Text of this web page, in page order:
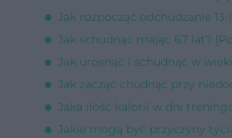
Jak rozpocząć odchudzanie
Jak schudnąć mając 67 lat?
Jak urosnąć i schudnąć w
Jak zacząć chudnąć przy
Jaka ilość kalorii w dni
Jakie mogą być przyczyny